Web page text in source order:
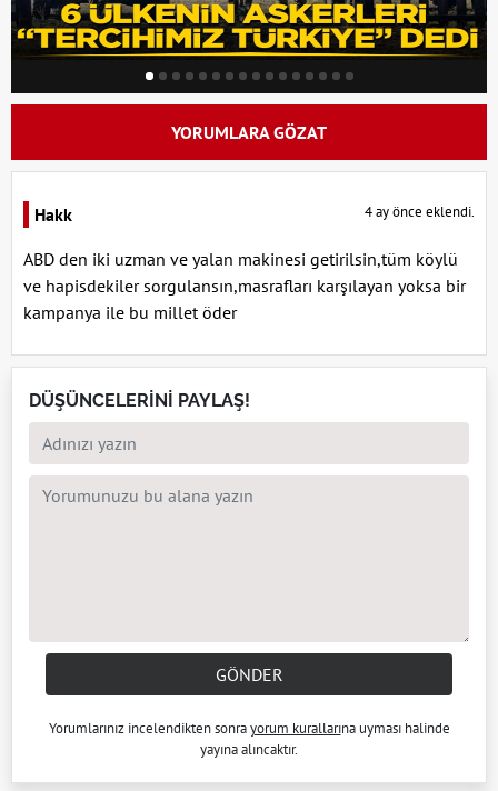
YORUMLARA GÖZAT
Hakk 4 ay önce eklendi.
ABD den iki uzman ve yalan makinesi getirilsin,tüm köylü
ve hapisdekiler sorgulansın,masrafları karşılayan yoksa bir
kampanya ile bu millet öder
DÜŞÜNCELERİNİ PAYLAŞ!
GÖNDER
Yorumlarınız incelendikten sonrayorum kurallarına uyması halinde
yayına alıncaktır.